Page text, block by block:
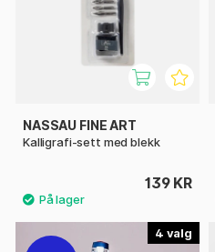
NASSAU FINE ART
Kalligrafi-sett med blekk
139 KR
4